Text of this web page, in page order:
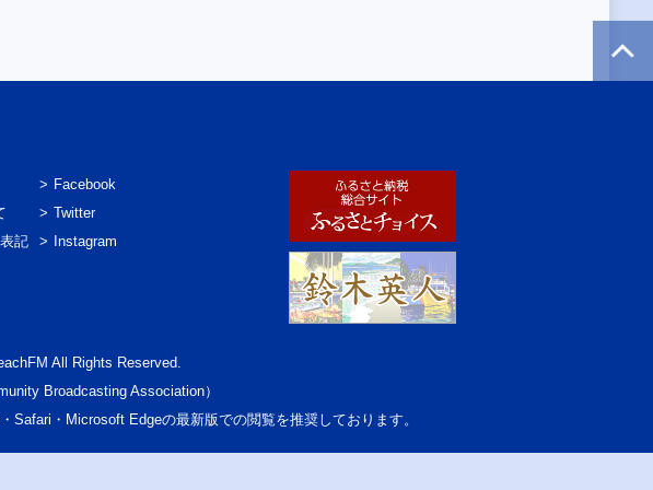
記
Facebook
Twitter
Instagram
All Rights Reserved.
Broadcasting Association）
Safari・Microsoft Edgeの最新版での閲覧を推奨しております。